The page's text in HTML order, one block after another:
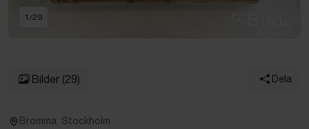
1 /29
Bilder (29) Dela
Bromma, Stockholm